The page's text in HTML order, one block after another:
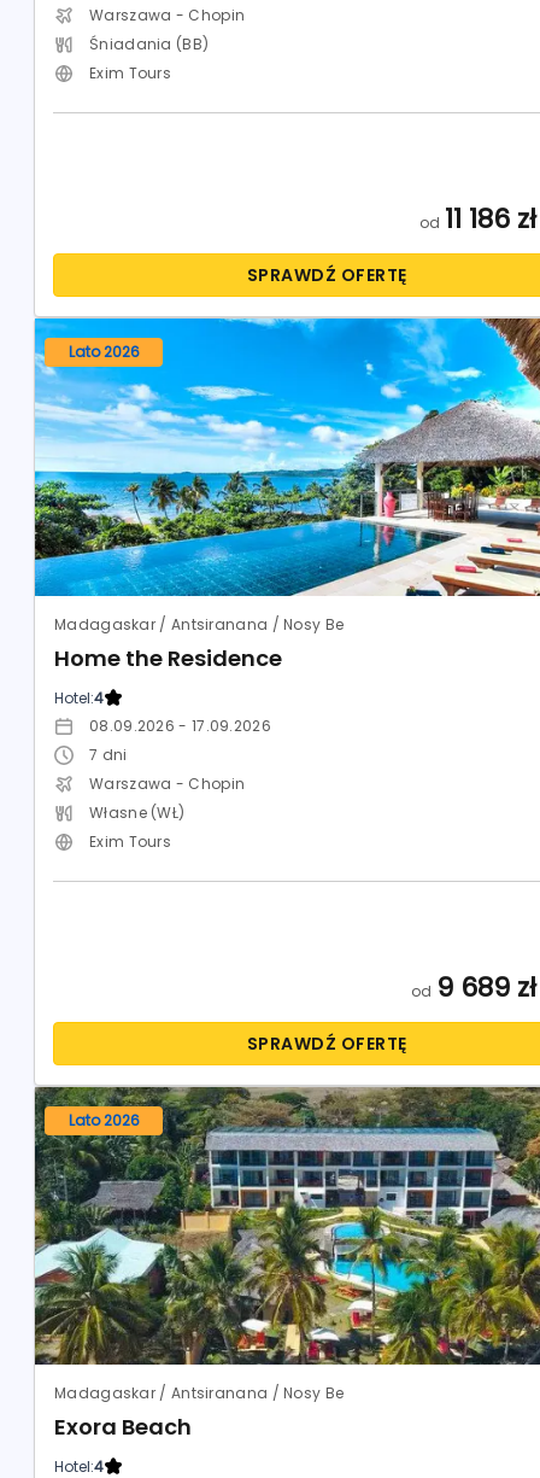
Warszawa - Chopin
Śniadania (BB)
Exim Tours
od 11 186 zł
SPRAWDŹ OFERTĘ
Lato 2026
Madagaskar / Antsiranana / Nosy Be
Home the Residence
Hotel:4
08.09.2026 - 17.09.2026
7 dni
Warszawa - Chopin
Własne (WŁ)
Exim Tours
od 9 689 zł
SPRAWDŹ OFERTĘ
Lato 2026
Madagaskar / Antsiranana / Nosy Be
Exora Beach
Hotel:4